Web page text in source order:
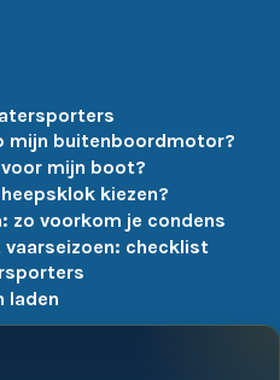
mijn buitenboordmotor?
mijn boot?
kiezen?
zo voorkom je condens
checklist
laden